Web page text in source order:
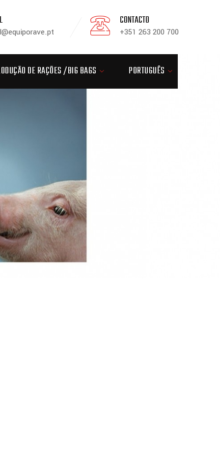
CONTACTO
+351 263 200 700
DE RAÇÕES /BIG BAGS PORTUGUÊS